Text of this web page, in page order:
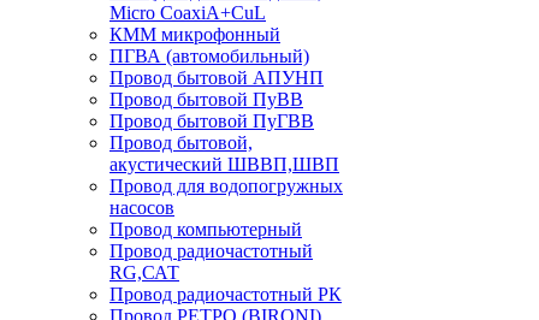
Micro CoaxiA+CuL
КММ микрофонный
ПГВА (автомобильный)
Провод бытовой АПУНП
Провод бытовой ПуВВ
Провод бытовой ПуГВВ
Провод бытовой,
акустический ШВВП,ШВП
Провод для водопогружных
насосов
Провод компьютерный
Провод радиочастотный
RG,САТ
Провод радиочастотный РК